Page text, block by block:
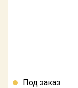
Под заказ